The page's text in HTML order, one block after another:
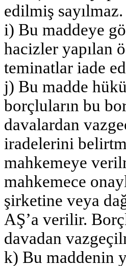
edilmiş sayılmaz.
i) Bu maddeye
hacizler yapılan
teminatlar iade
j) Bu madde
borçluların bu
davalardan
iradelerini
mahkemeye
mahkemece
şirketine veya
AŞ’a verilir.
davadan
k) Bu maddenin